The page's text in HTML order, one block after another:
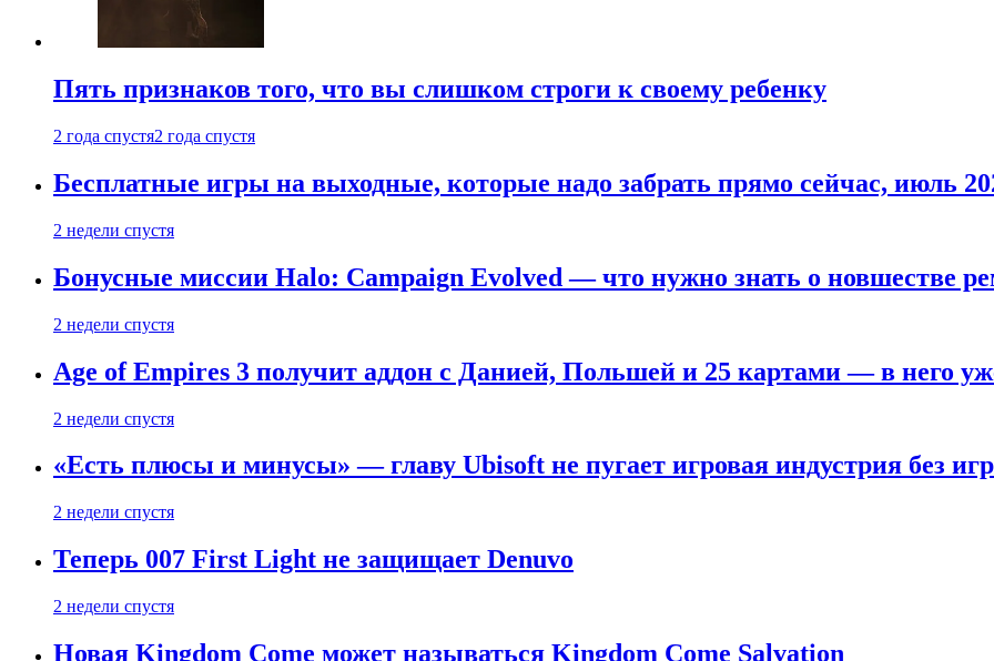
Пять признаков того, что вы слишком строги к своему ребенку
2 года спустя2 года спустя
Бесплатные игры на выходные, которые надо забрать прямо сейчас, июль
2 недели спустя
Бонусные миссии Halo: Campaign Evolved — что нужно знать о новшестве
2 недели спустя
Age of Empires 3 получит аддон с Данией, Польшей и 25 картами — в него
2 недели спустя
«Есть плюсы и минусы» — главу Ubisoft не пугает игровая индустрия без
2 недели спустя
Теперь 007 First Light не защищает Denuvo
2 недели спустя
Новая Kingdom Come может называться Kingdom Come Salvation